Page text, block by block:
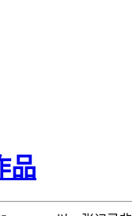
品